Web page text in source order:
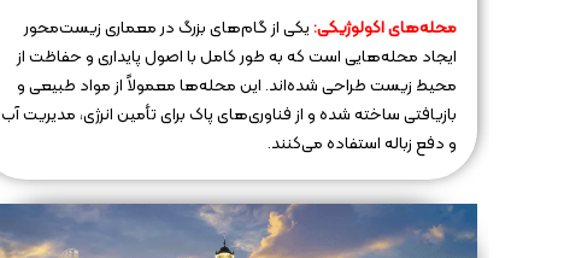
محله‌های اکولوژیکی:یکی از گام‌های بزرگ در معماری زیست‌محور
ایجاد محله‌هایی است که به طور کامل با اصول پایداری و حفاظت از
محیط زیست طراحی شده‌اند. این محله‌ها معمولاً از مواد طبیعی و
بازیافتی ساخته شده و از فناوری‌های پاک برای تأمین انرژی، مدیریت آب
و دفع زباله استفاده می‌کنند.